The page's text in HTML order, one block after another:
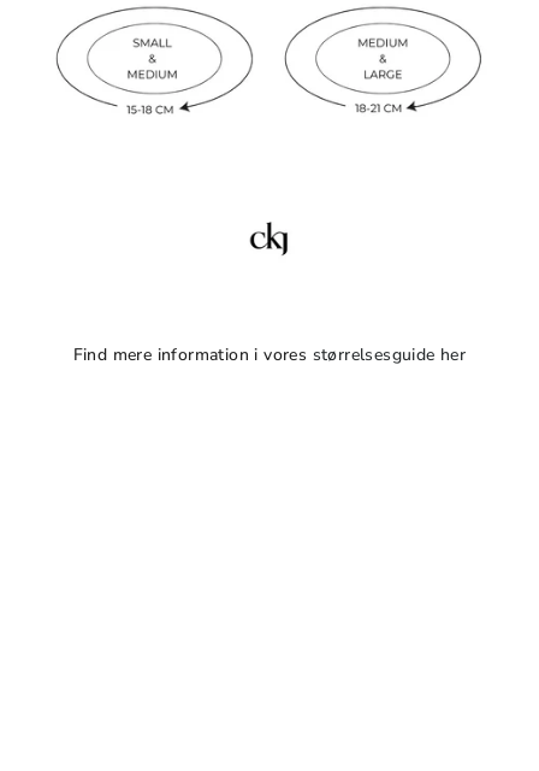
Find mere information i vores størrelsesguide her